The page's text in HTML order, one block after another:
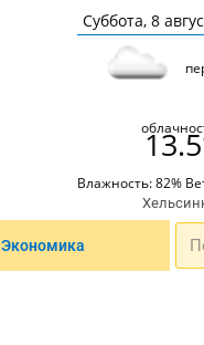
Суббота, 8
Влажность: 82%
Экономика